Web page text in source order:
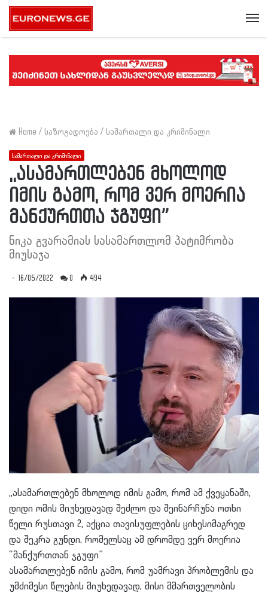
Home / საზოგადოება / სამართალი და კრიმინალი
სამართალი და კრიმინალი
,,ასამართლებენ მხოლოდ
იმის გამო, რომ ვერ მოერია
მანქურთთა ჯგუფი”
ნიკა გვარამიას სასამართლომ პატიმრობა
მიუსაჯა
16/05/2022 0 494
,,ასამართლებენ მხოლოდ იმის გამო, რომ ამ ქვეყანაში,
დიდი ომის მიუხედავად შეძლო და შეინარჩუნა ოთხი
წელი რუსთავი 2, აქცია თავისუფლების ციხესიმაგრედ
და შეკრა გუნდი, რომელსაც ამ დრომდე ვერ მოერია
“მანქურთთან ჯგუფი”
ასამართლებენ იმის გამო, რომ უამრავი პრობლემის და
უმძიმესი წლების მიუხედავად, მისი მმართველობის